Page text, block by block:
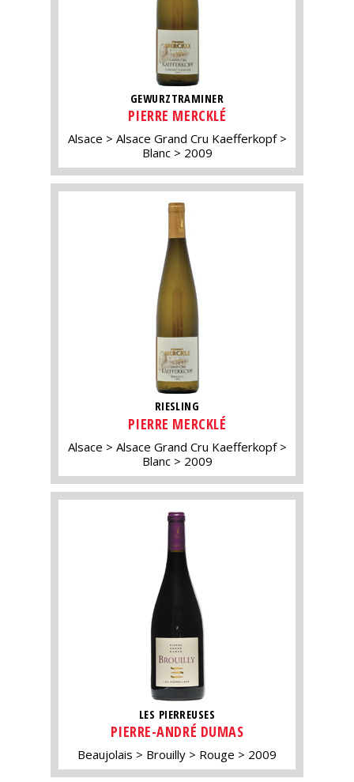
GEWURZTRAMINER
PIERRE MERCKLÉ
Alsace
Alsace Grand Cru Kaefferkopf
Blanc
2009
RIESLING
PIERRE MERCKLÉ
Alsace
Alsace Grand Cru Kaefferkopf
Blanc
2009
LES PIERREUSES
PIERRE-ANDRÉ DUMAS
Beaujolais Brouilly Rouge 2009